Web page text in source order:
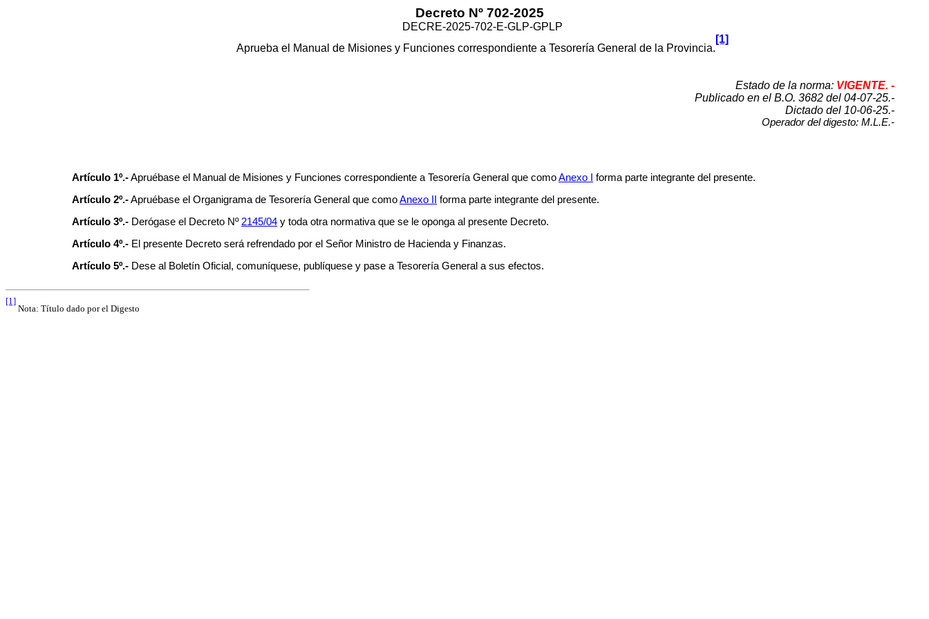
Decreto Nº 702-2025
DECRE-2025-702-E-GLP-GPLP
Aprueba el Manual de Misiones y Funciones correspondiente a Tesorería General de la Provincia.
[1]
Estado de la norma: VIGENTE. -
Publicado en el B.O. 3682 del 04-07-25.-
Dictado del 10-06-25.-
Operador del digesto: M.L.E.-
Artículo 1º.-Apruébase el Manual de Misiones y Funciones correspondiente a Tesorería General que comoAnexo I
forma parte integrante del presente.
Artículo 2º.-Apruébase el Organigrama de Tesorería General que comoAnexo II
forma parte integrante del presente.
Artículo 3º.- Derógase el Decreto Nº 2145/04 y toda otra normativa que se le oponga al presente Decreto.
Artículo 4º.- El presente Decreto será refrendado por el Señor Ministro de Hacienda y Finanzas.
Artículo 5º.- Dese al Boletín Oficial, comuníquese, publíquese y pase a Tesorería General a sus efectos.
[1]
Nota: Título dado por el Digesto